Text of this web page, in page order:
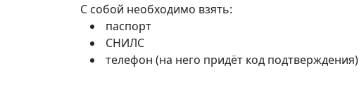
С собой необходимо взять:
паспорт
СНИЛС
телефон (на него придёт код подтверждения)